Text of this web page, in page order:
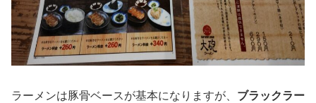
ラーメンは豚骨ベースが基本になりますが、 ブラックラー